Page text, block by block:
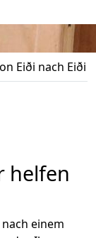
Eiði nach Eiði
helfen
einem